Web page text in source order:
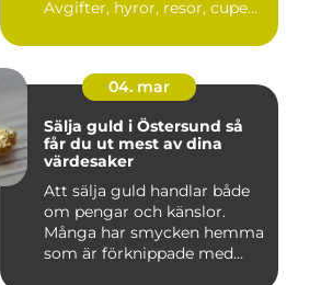
Avgifter, hyror, resor, cupe...
04. mar
Sälja guld i Östersund så
får du ut mest av dina
värdesaker
Att sälja guld handlar både
om pengar och känslor.
Många har smycken hemma
som är förknippade med